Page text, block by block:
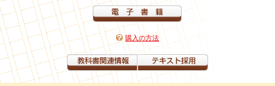
購入の方法